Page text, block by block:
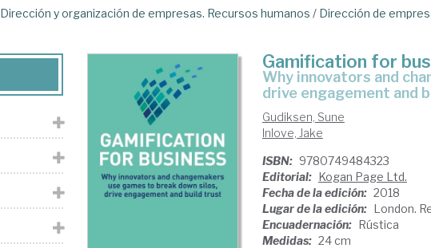
Dirección y organización de empresas. Recursos humanos / Dirección de
Gamification for
why innovators and changemakers use games to break down silos,
drive engagement and
Gudiksen, Sune
Inlove, Jake
ISBN: 9780749484323
Editorial: Kogan Page Ltd.
Fecha de la edición: 2018
Lugar de la edición: London.
Encuadernación: Rústica
Medidas: 24 cm